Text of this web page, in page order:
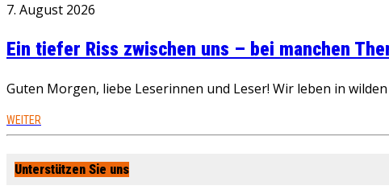
7. August 2026
Ein tiefer Riss zwischen uns – bei manchen
Guten Morgen, liebe Leserinnen und Leser! Wir leben in
WEITER
Unterstützen Sie uns